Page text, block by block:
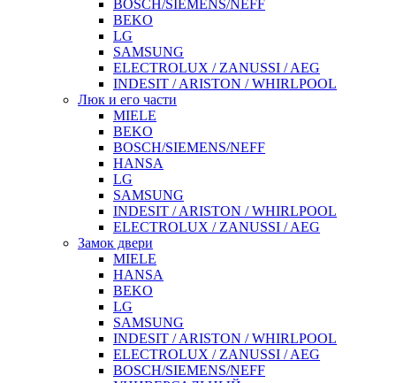
BOSCH/SIEMENS/NEFF
BEKO
LG
SAMSUNG
ELECTROLUX / ZANUSSI / AEG
INDESIT / ARISTON / WHIRLPOOL
Люк и его части
MIELE
BEKO
BOSCH/SIEMENS/NEFF
HANSA
LG
SAMSUNG
INDESIT / ARISTON / WHIRLPOOL
ELECTROLUX / ZANUSSI / AEG
Замок двери
MIELE
HANSA
BEKO
LG
SAMSUNG
INDESIT / ARISTON / WHIRLPOOL
ELECTROLUX / ZANUSSI / AEG
BOSCH/SIEMENS/NEFF